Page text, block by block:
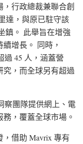
行政總裁兼聯合創
達，與原已駐守該
鎮。 此舉旨在增強
增長。 同時，
過 45 人，涵蓋營
，而全球另有超過
察團隊提供網上、電
，覆蓋全球市場。
借助 Mavrix 專有